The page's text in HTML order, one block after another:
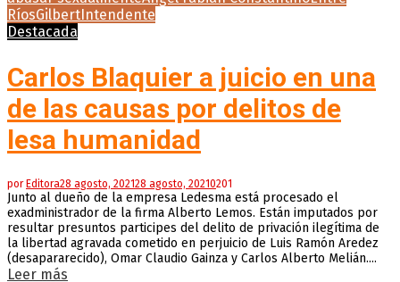
RíosGilbertIntendente
Destacada
Carlos Blaquier a juicio en una
de las causas por delitos de
lesa humanidad
por Editora28 agosto, 202128 agosto, 20210201
Junto al dueño de la empresa Ledesma está procesado el
exadministrador de la firma Alberto Lemos. Están imputados por
resultar presuntos participes del delito de privación ilegítima de
la libertad agravada cometido en perjuicio de Luis Ramón Aredez
(desapararecido), Omar Claudio Gainza y Carlos Alberto Melián....
Leer más